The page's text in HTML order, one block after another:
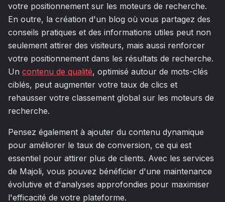
votre positionnement sur les moteurs de recherche.
En outre, la création d'un blog où vous partagez des
conseils pratiques et des informations utiles peut non
seulement attirer des visiteurs, mais aussi renforcer
votre positionnement dans les résultats de recherche.
Un contenu de qualité, optimisé autour de mots-clés
ciblés, peut augmenter votre taux de clics et
rehausser votre classement global sur les moteurs de
recherche.
Pensez également à ajouter du contenu dynamique
pour améliorer le taux de conversion, ce qui est
essentiel pour attirer plus de clients. Avec les services
de Majoli, vous pouvez bénéficier d'une maintenance
évolutive et d'analyses approfondies pour maximiser
l'efficacité de votre plateforme.